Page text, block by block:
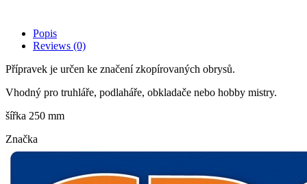
Popis
Reviews (0)
Přípravek je určen ke značení zkopírovaných obrysů.
Vhodný pro truhláře, podlaháře, obkladače nebo hobby mistry.
šířka 250 mm
Značka